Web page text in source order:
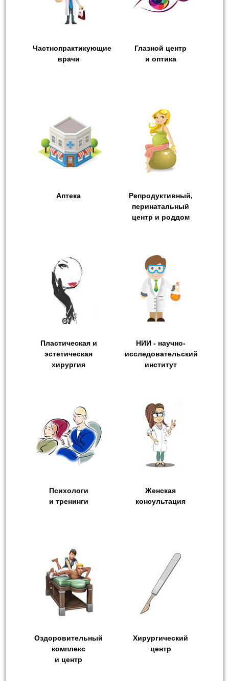
Частнопрактикующие
врачи
Глазной центр
и оптика
Аптека
Репродуктивный,
перинатальный
центр и роддом
Пластическая и
эстетическая
хирургия
НИИ - научно-
исследовательский
институт
Психологи
и тренинги
Женская
консультация
Оздоровительный
комплекс
и центр
Хирургический
центр